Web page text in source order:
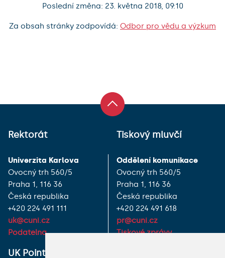
Poslední změna: 23. května 2018, 09:10
Za obsah stránky zodpovídá: Odbor pro vědu a výzkum
Rektorát
Univerzita Karlova
Ovocný trh 560/5
Praha 1, 116 36
Česká republika
+420 224 491 111
uk@cuni.cz
Podatelna
Tiskový mluvčí
Oddělení komunikace
Ovocný trh 560/5
Praha 1, 116 36
Česká republika
+420 224 491 618
pr@cuni.cz
Tiskové zprávy
UK Point